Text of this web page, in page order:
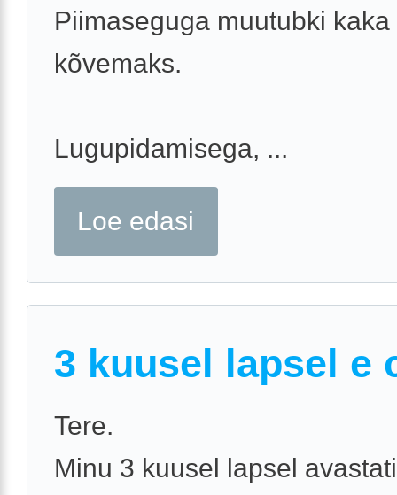
Piimaseguga muutubki kaka
kõvemaks.
Lugupidamisega, ...
Loe edasi
3 kuusel lapsel e
Tere.
Minu 3 kuusel lapsel avastati